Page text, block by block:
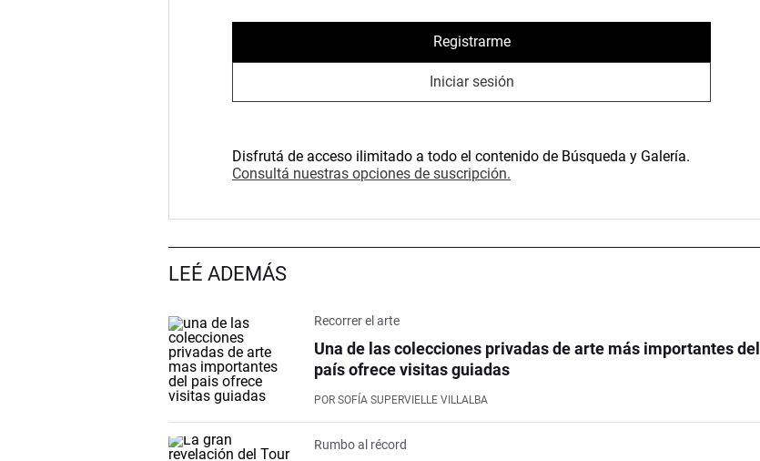
Registrarme
Iniciar sesión
Disfrutá de acceso ilimitado a todo el contenido de Búsqueda y Galería.
Consultá nuestras opciones de suscripción.
LEÉ ADEMÁS
Recorrer el arte
Una de las colecciones privadas de arte más importantes del
país ofrece visitas guiadas
POR SOFÍA SUPERVIELLE VILLALBA
Rumbo al récord